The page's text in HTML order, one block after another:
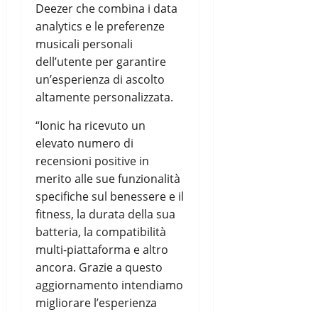
Deezer che combina i data
analytics e le preferenze
musicali personali
dell’utente per garantire
un’esperienza di ascolto
altamente personalizzata.
“Ionic ha ricevuto un
elevato numero di
recensioni positive in
merito alle sue funzionalità
specifiche sul benessere e il
fitness, la durata della sua
batteria, la compatibilità
multi-piattaforma e altro
ancora. Grazie a questo
aggiornamento intendiamo
migliorare l’esperienza